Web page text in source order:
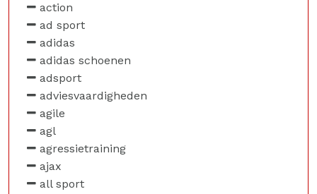
action
ad sport
adidas
adidas schoenen
adsport
adviesvaardigheden
agile
agl
agressietraining
ajax
all sport